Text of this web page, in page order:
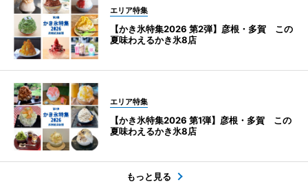
エリア特集
【かき氷特集2026 第2弾】彦根・多賀 この
夏味わえるかき氷8店
エリア特集
【かき氷特集2026 第1弾】彦根・多賀 この
夏味わえるかき氷8店
もっと見る